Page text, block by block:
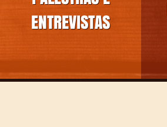
ENTREVISTAS